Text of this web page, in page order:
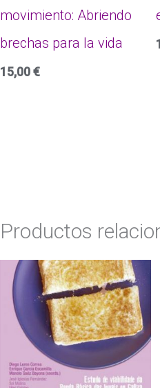
movimiento: Abriendo
brechas para la vida
15,00€
Productos